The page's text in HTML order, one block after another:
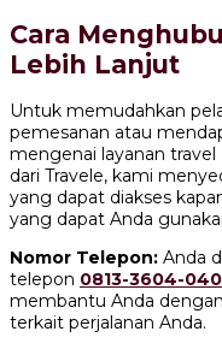
Cara
Lebih Lanjut
Untuk memudahkan
pemesanan atau
mengenai layanan
dari Travele, kami
yang dapat diakses
yang dapat Anda
Nomor Telepon: Anda
telepon 0813-3604-
membantu Anda
terkait perjalanan Anda.